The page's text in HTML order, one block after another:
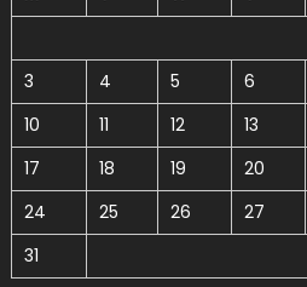
3
4 5 6
10
11 12 13
17
18 19 20
24
25 26 27
31